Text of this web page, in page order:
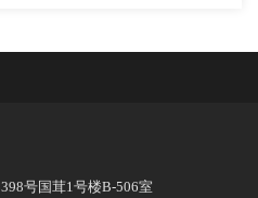
号国茸1号楼B-506室